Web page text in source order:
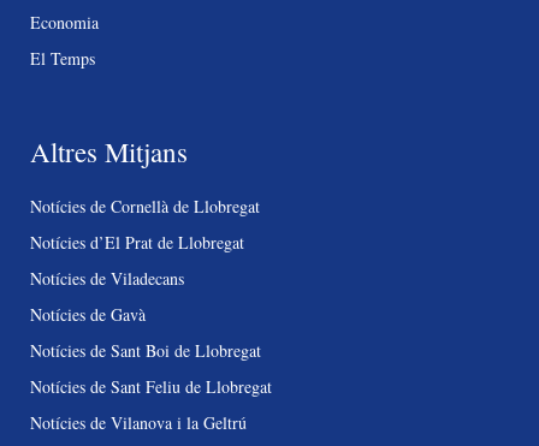
Economia
El Temps
Altres Mitjans
Notícies de Cornellà de Llobregat
Notícies d’El Prat de Llobregat
Notícies de Viladecans
Notícies de Gavà
Notícies de Sant Boi de Llobregat
Notícies de Sant Feliu de Llobregat
Notícies de Vilanova i la Geltrú